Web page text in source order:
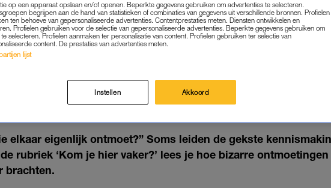
HAAR VRIEND KENNEN
WEDSTRIJD: 'BINNEN EEN MAAND
DATEN|KOM JE HIER VAKER?
elkaar eigenlijk ontmoet?” Soms leiden de gekste
rubriek ‘Kom je hier vaker?’ lees je hoe bizarre ontmoetingen
brachten.
op een apparaat opslaan en/of openen. Beperkte gegevens gebruiken om advertenties te selecteren.
begrijpen aan de hand van statistieken of combinaties van gegevens uit verschillende bronnen. Profielen
ten behoeve van gepersonaliseerde advertenties. Contentprestaties meten. Diensten ontwikkelen en
Profielen gebruiken voor de selectie van gepersonaliseerde advertenties. Beperkte gegevens gebruiken om
selecteren. Profielen aanmaken ter personalisatie van content. Profielen gebruiken ter selectie van
content. De prestaties van advertenties meten.
lijst
Instellen Akkoord